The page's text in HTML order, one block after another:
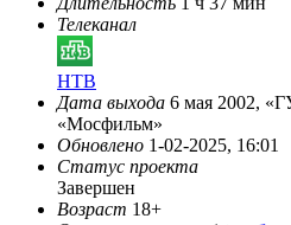
Телеканал
НТВ
Дата выхода 6 мая 2002,
«Мосфильм»
Обновлено 1-02-2025, 16:01
Статус проекта
Завершен
Возраст 18+